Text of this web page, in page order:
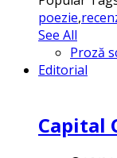
poezie,
See All
Proză
Editorial
Capital